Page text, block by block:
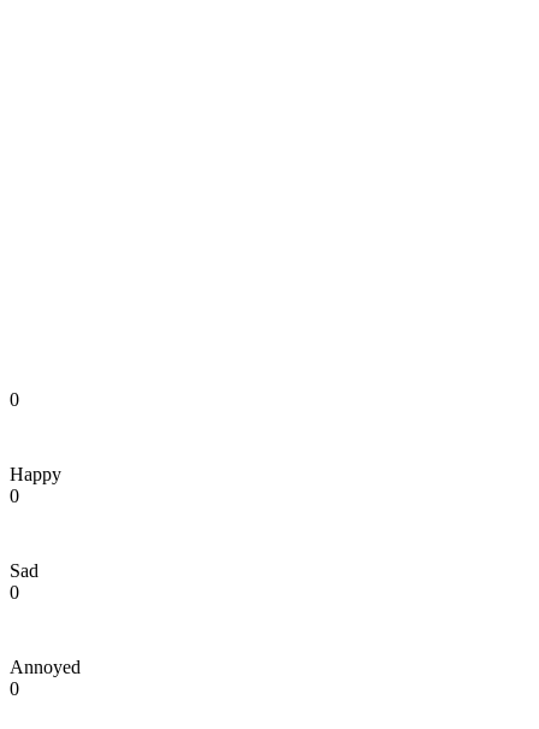
0
Happy
0
Sad
0
Annoyed
0